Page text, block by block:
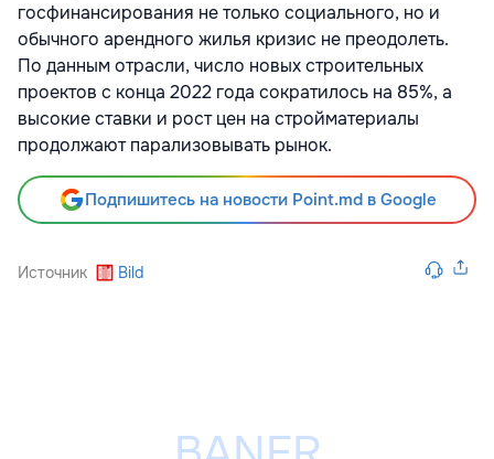
госфинансирования не только социального, но и
обычного арендного жилья кризис не преодолеть.
По данным отрасли, число новых строительных
проектов с конца 2022 года сократилось на 85%, а
высокие ставки и рост цен на стройматериалы
продолжают парализовывать рынок.
Подпишитесь на новости Point.md в Google
Источник Bild